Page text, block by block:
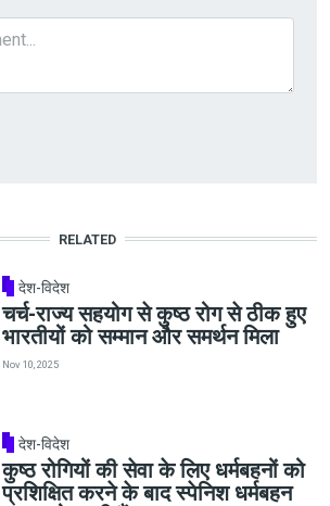
RELATED
देश-विदेश
चर्च-राज्य सहयोग से कुष्ठ रोग से ठीक हुए
भारतीयों को सम्मान और समर्थन मिला
Nov 10, 2025
देश-विदेश
कुष्ठ रोगियों की सेवा के लिए धर्मबहनों को
प्रशिक्षित करने के बाद स्पेनिश धर्मबहन